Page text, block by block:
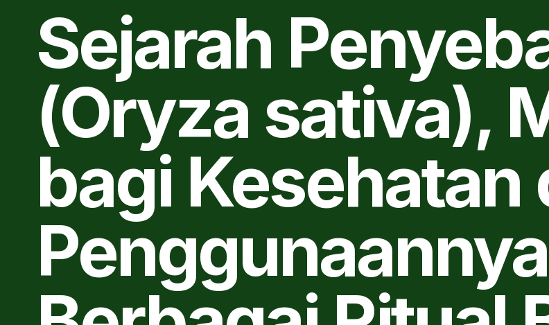
Sejarah
(Oryza sativa),
bagi Kesehatan